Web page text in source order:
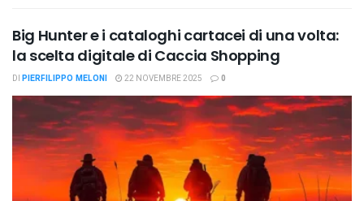
Big Hunter e i cataloghi cartacei di una volta:
la scelta digitale di Caccia Shopping
DI PIERFILIPPO MELONI 22 NOVEMBRE 2025 0